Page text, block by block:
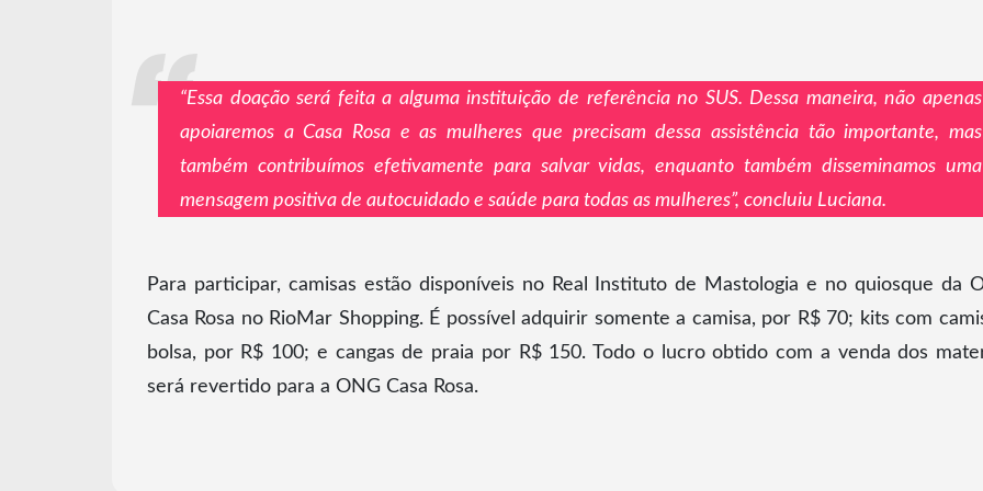
“Essa doação será feita a alguma instituição de referência no SUS. Dessa maneira, não apenas
apoiaremos a Casa Rosa e as mulheres que precisam dessa assistência tão importante, mas
também contribuímos efetivamente para salvar vidas, enquanto também disseminamos uma
mensagem positiva de autocuidado e saúde para todas as mulheres”, concluiu Luciana.
Para participar, camisas estão disponíveis no Real Instituto de Mastologia e no quiosque da
Casa Rosa no RioMar Shopping. É possível adquirir somente a camisa, por R$ 70; kits com
bolsa, por R$ 100; e cangas de praia por R$ 150. Todo o lucro obtido com a venda dos
será revertido para a ONG Casa Rosa.